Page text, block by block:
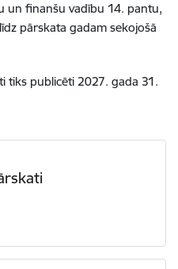
un finanšu vadību 14. pantu,
pārskata gadam sekojošā
tiks publicēti 2027. gada 31.